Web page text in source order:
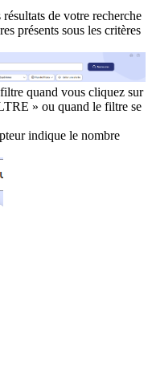
de votre recherche
présents sous les critères
quand vous cliquez sur
» ou quand le filtre se
indique le nombre